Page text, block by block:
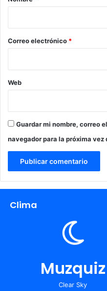
*
Correo electrónico *
Web
Guardar mi nombre, correo
navegador para la próxima vez
Clima
Muzquiz
Clear Sky